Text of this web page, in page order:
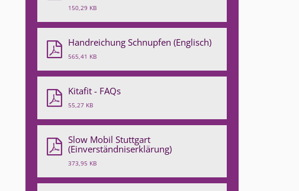
150,29 KB
Handreichung Schnupfen (Englisch)
565,41 KB
Kitafit - FAQs
55,27 KB
Slow Mobil Stuttgart
(Einverständniserklärung)
373,95 KB